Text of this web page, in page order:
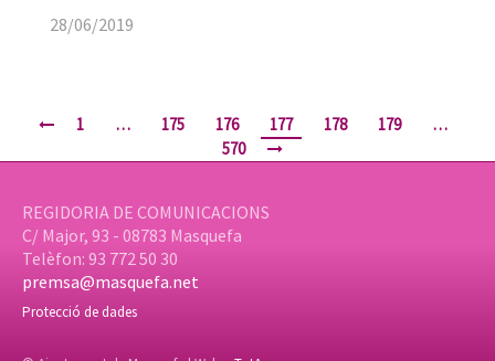
28/06/2019
1 … 175 176 177 178 179
…
570
REGIDORIA DE COMUNICACIONS
C/ Major, 93 - 08783 Masquefa
Telèfon: 93 772 50 30
premsa@masquefa.net
Protecció de dades